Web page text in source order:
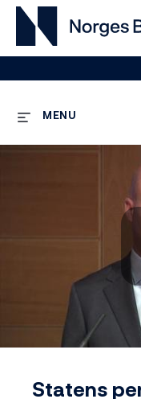
MENU
Statens